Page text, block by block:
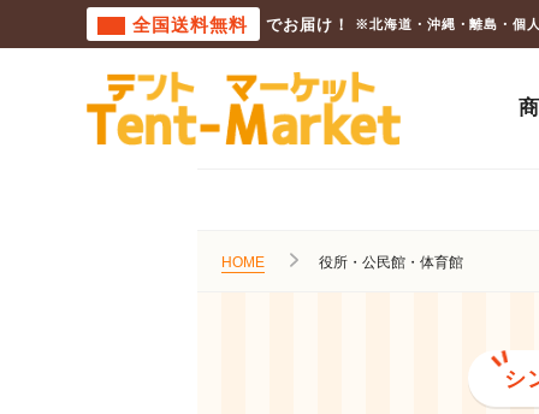
全国送料無料 でお届け！ ※北海道・沖縄・離島・個
HOME 役所・公民館・体育館
シ